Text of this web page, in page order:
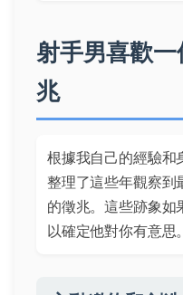
射手男喜歡
兆
根據我自己的經驗和
整理了這些年觀察到
的徵兆。這些跡象如
以確定他對你有意思。